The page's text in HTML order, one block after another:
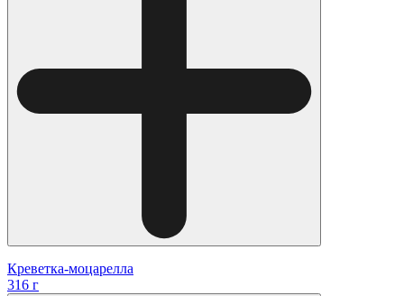
Креветка-моцарелла
316 г